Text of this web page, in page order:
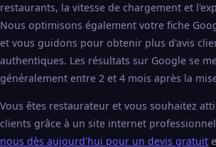
restaurants, la vitesse de chargement et
Nous optimisons également votre fiche
et vous guidons pour obtenir plus d'avis
authentiques. Les résultats sur Google se
généralement entre 2 et 4 mois après la
Vous êtes restaurateur et vous souhaitez
clients grâce à un site internet
nous dès aujourd'hui pour un devis gratuit